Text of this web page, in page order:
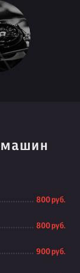
800 руб.
800 руб.
900 руб.